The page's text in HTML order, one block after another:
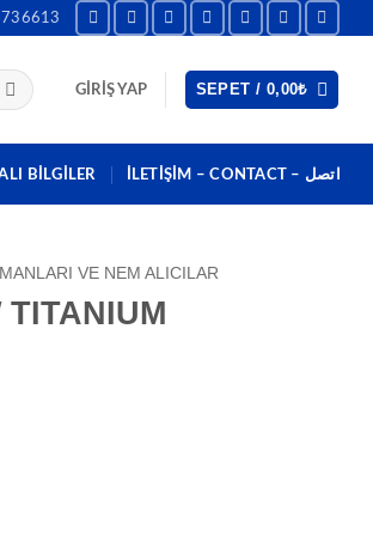
GIRIŞ YAP SEPET / 0,00₺
BILGILER İLETİŞİM – CONTACT – اتصل
VE NEM ALICILAR